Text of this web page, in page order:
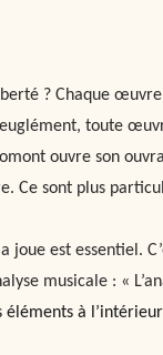
? Chaque
toute
ouvre son
Ce sont plus
est essentiel.
musicale : «
éléments à